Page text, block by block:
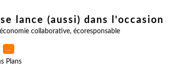
lance (aussi) dans l'occasion
économie collaborative, écoresponsable
…
Plans